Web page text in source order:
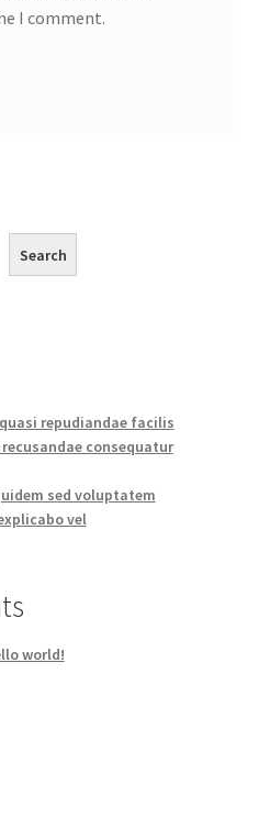
I comment.
Search
repudiandae facilis
consequatur
sed voluptatem
vel
world!